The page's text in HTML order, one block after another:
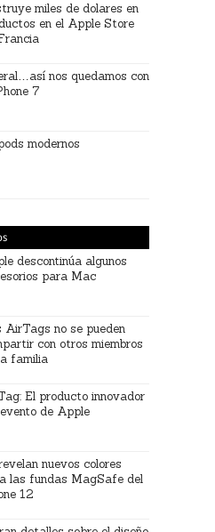
miles de dolares en
en el Apple Store
nos quedamos con
7
modernos
descontinúa algunos
para Mac
AirTags no se pueden
con otros miembros
familia
El producto innovador
de Apple
nuevos colores
las fundas MagSafe del
12